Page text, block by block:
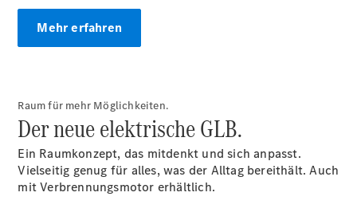
Klimaanlagen-
Service
mit Entsalzung
Reifenhotel
Digitale
Extras
Räder &
Reifen
Mehr erfahren
Raum für mehr Möglichkeiten.
Der neue elektrische GLB.
Ein Raumkonzept, das mitdenkt und sich anpasst.
Vielseitig genug für alles, was der Alltag bereithält. Auch
mit Verbrennungsmotor erhältlich.